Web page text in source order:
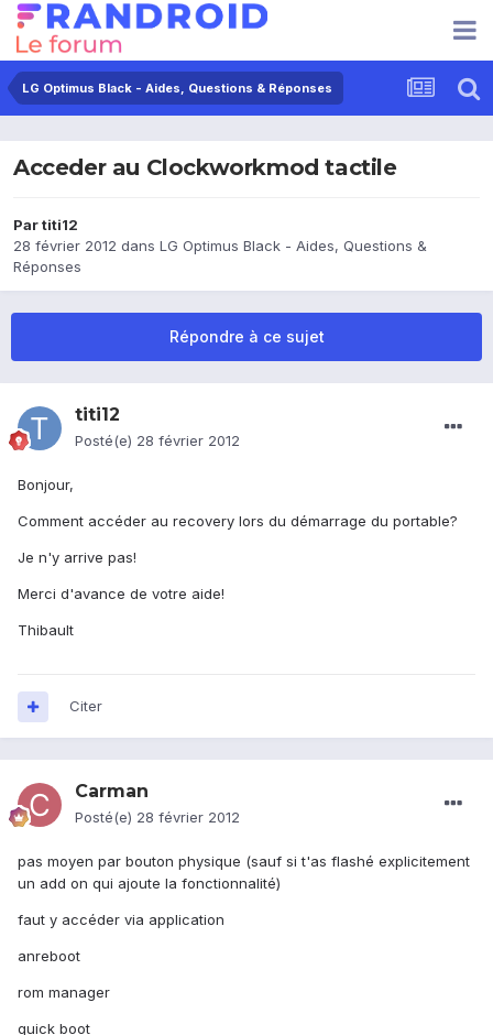
LG Optimus Black - Aides, Questions & Réponses
Acceder au Clockworkmod tactile
Partiti12
28 février 2012 dans LG Optimus Black - Aides, Questions &
Réponses
Répondre à ce sujet
titi12
Posté(e) 28 février 2012
Bonjour,
Comment accéder au recovery lors du démarrage du portable?
Je n'y arrive pas!
Merci d'avance de votre aide!
Thibault
Citer
Carman
Posté(e) 28 février 2012
pas moyen par bouton physique (sauf si t'as flashé explicitement
un add on qui ajoute la fonctionnalité)
faut y accéder via application
anreboot
rom manager
quick boot